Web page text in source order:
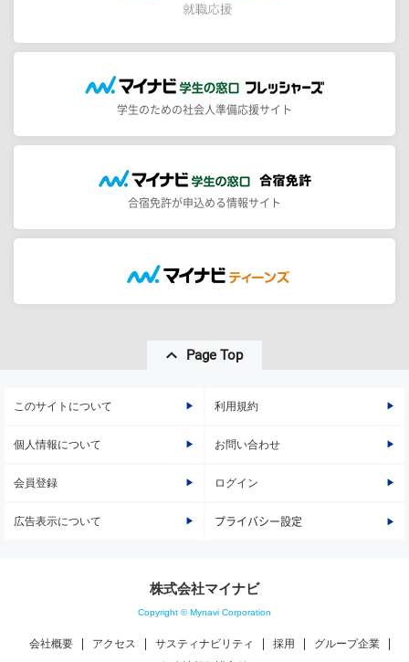
学生のための社会人準備応援サイト
合宿免許が申込める情報サイト
Page Top
このサイトについて 利用規約
個人情報について お問い合わせ
会員登録 ログイン
広告表示について プライバシー設定
株式会社マイナビ
Copyright © Mynavi Corporation
会社概要 アクセス サスティナビリティ 採用
グループ企業